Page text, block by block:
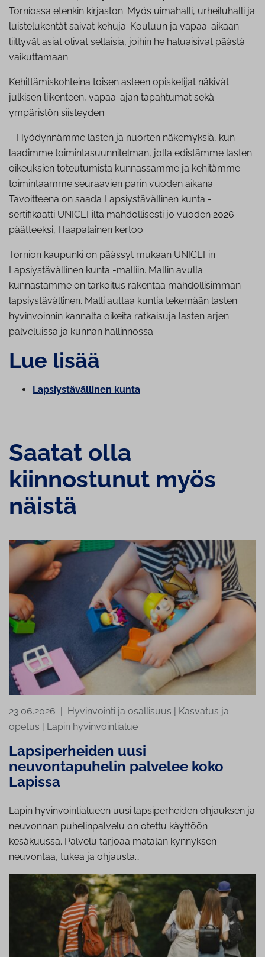
Torniossa etenkin kirjaston. Myös uimahalli, urheiluhalli ja
luistelukentät saivat kehuja. Kouluun ja vapaa-aikaan
liittyvät asiat olivat sellaisia, joihin he haluaisivat päästä
vaikuttamaan.
Kehittämiskohteina toisen asteen opiskelijat näkivät
julkisen liikenteen, vapaa-ajan tapahtumat sekä
ympäristön siisteyden.
– Hyödynnämme lasten ja nuorten näkemyksiä, kun
laadimme toimintasuunnitelman, jolla edistämme lasten
oikeuksien toteutumista kunnassamme ja kehitämme
toimintaamme seuraavien parin vuoden aikana.
Tavoitteena on saada Lapsiystävällinen kunta -
sertifikaatti UNICEFilta mahdollisesti jo vuoden 2026
päätteeksi, Haapalainen kertoo.
Tornion kaupunki on päässyt mukaan UNICEFin
Lapsiystävällinen kunta -malliin. Mallin avulla
kunnastamme on tarkoitus rakentaa mahdollisimman
lapsiystävällinen. Malli auttaa kuntia tekemään lasten
hyvinvoinnin kannalta oikeita ratkaisuja lasten arjen
palveluissa ja kunnan hallinnossa.
Lue lisää
Lap­siys­tä­väl­li­nen kunta
Saatat olla
kiinnostunut myös
näistä
23.06.2026 | Hyvinvointi ja osallisuus | Kasvatus ja
opetus | Lapin hyvinvointialue
Lapsiperheiden uusi
neuvontapuhelin palvelee koko
Lapissa
Lapin hyvinvointialueen uusi lapsiperheiden ohjauksen ja
neuvonnan puhelinpalvelu on otettu käyttöön
kesäkuussa. Palvelu tarjoaa matalan kynnyksen
neuvontaa, tukea ja ohjausta…